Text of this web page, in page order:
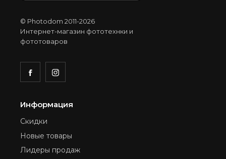
© Photodom 2011-2026
Интернет-магазин фототехнки и
фототоваров
Информация
Скидки
Новые товары
Лидеры продаж